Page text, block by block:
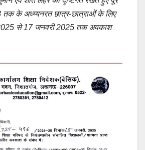
तक के अध्य्यनरत छात्र-छात्राओं के लिए
से 17 जनवरी 2025 तक अवकाश